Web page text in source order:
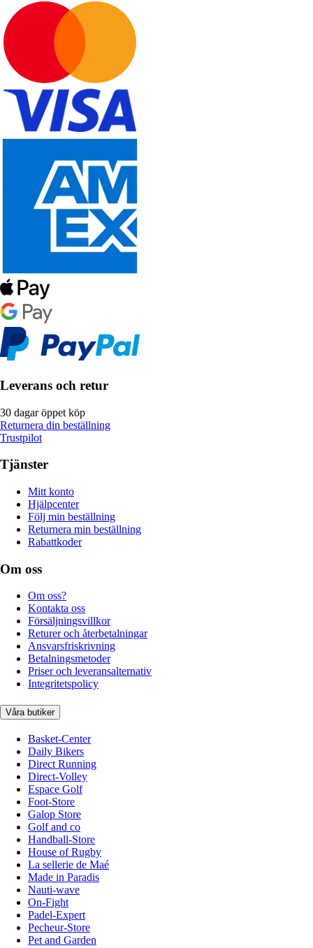
Leverans och retur
30 dagar öppet köp
Returnera din beställning
Trustpilot
Tjänster
Mitt konto
Hjälpcenter
Följ min beställning
Returnera min beställning
Rabattkoder
Om oss
Om oss?
Kontakta oss
Försäljningsvillkor
Returer och återbetalningar
Ansvarsfriskrivning
Betalningsmetoder
Priser och leveransalternativ
Integritetspolicy
Våra butiker
Basket-Center
Daily Bikers
Direct Running
Direct-Volley
Espace Golf
Foot-Store
Galop Store
Golf and co
Handball-Store
House of Rugby
La sellerie de Maé
Made in Paradis
Nauti-wave
On-Fight
Padel-Expert
Pecheur-Store
Pet and Garden